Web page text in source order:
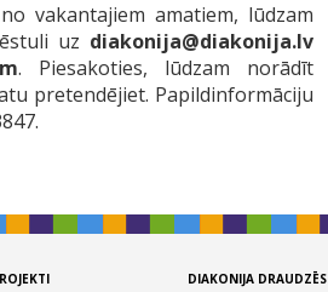
vakantajiem amatiem, lūdzam
uz diakonija@diakonija.lv
. Piesakoties, lūdzam norādīt
pretendējiet. Papildinformāciju
DIAKONIJA DRAUDZĒS